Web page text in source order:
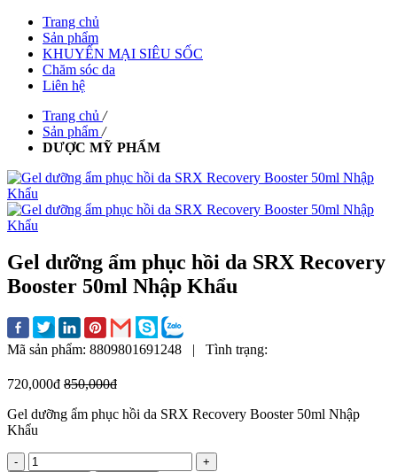
Trang chủ
Sản phẩm
KHUYẾN MẠI SIÊU SỐC
Chăm sóc da
Liên hệ
Trang chủ /
Sản phẩm /
DƯỢC MỸ PHẨM
Gel dưỡng ẩm phục hồi da SRX Recovery
Booster 50ml Nhập Khẩu
Mã sản phẩm: 8809801691248 | Tình trạng:
720,000đ 850,000đ
Gel dưỡng ẩm phục hồi da SRX Recovery Booster 50ml Nhập
Khẩu
- +